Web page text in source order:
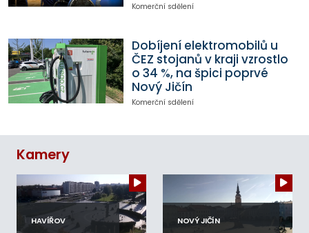
Komerční sdělení
Dobíjení elektromobilů u
ČEZ stojanů v kraji vzrostlo
o 34 %, na špici poprvé
Nový Jičín
Komerční sdělení
Kamery
HAVÍŘOV NOVÝ JIČÍN